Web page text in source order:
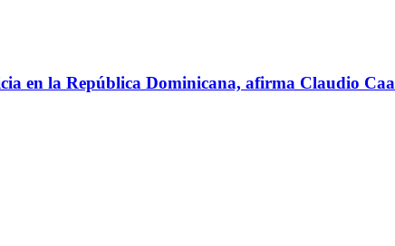
en la República Dominicana, afirma Claudio